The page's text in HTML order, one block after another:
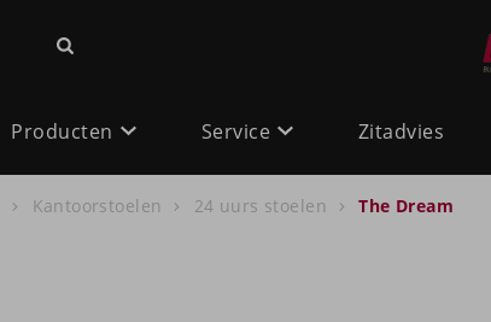
Producten Service Zitadvies
Kantoorstoelen 24 uurs stoelen The Dream